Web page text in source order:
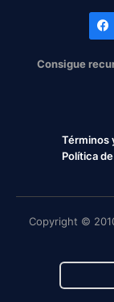
Consigue
Términos
Política
Copyright ©